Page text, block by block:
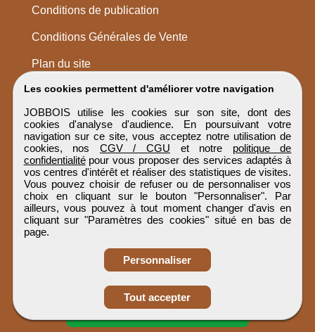
Obtenir ses
coordonnées
Les cookies permettent d'améliorer votre navigation
JOBBOIS utilise les cookies sur son site, dont des
cookies d'analyse d'audience. En poursuivant votre
navigation sur ce site, vous acceptez notre utilisation de
cookies, nos CGV / CGU et notre politique de
confidentialitépour vous proposer des services adaptés à
vos centres d'intérêt et réaliser des statistiques de visites.
Vous pouvez choisir de refuser ou de personnaliser vos
choix en cliquant sur le bouton "Personnaliser". Par
ailleurs, vous pouvez à tout moment changer d'avis en
cliquant sur "Paramètres des cookies" situé en bas de
page.
Personnaliser
Tout accepter
Conditions de publication
Conditions Générales de Vente
Plan du site
JOBBOIS
Tous droits réservés © 1999 - 2026